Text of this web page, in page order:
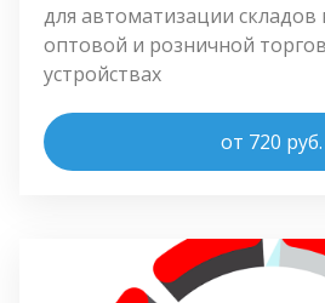
для автоматизации складов
оптовой и розничной
устройствах
от 720 руб.